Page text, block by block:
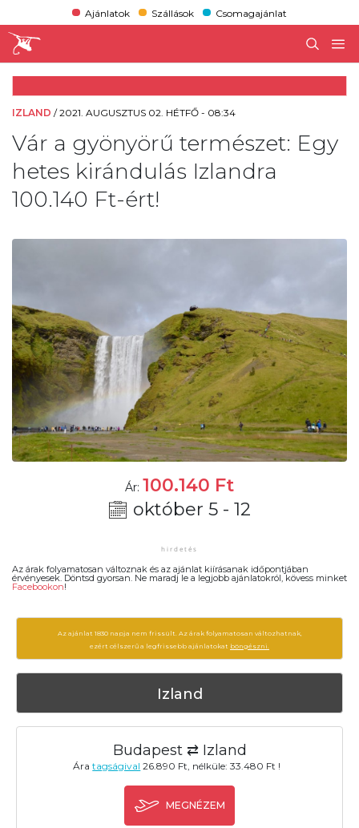
Ajánlatok Szállások Csomagajánlat
IZLAND /2021. AUGUSZTUS 02. HÉTFŐ - 08:34
Vár a gyönyörű természet: Egy
hetes kirándulás Izlandra
100.140 Ft-ért!
Ár: 100.140 Ft
október 5 - 12
Az árak folyamatosan változnak és az ajánlat kiírásanak időpontjában
érvényesek. Döntsd gyorsan. Ne maradj le a legjobb ajánlatokról, kövess minket
Facebookon!
Az ajánlat 1830 napja nem frissült. Az árak folyamatosan változhatnak,
ezért célszerű a legfrissebb ajánlatokat böngészni.
Izland
Budapest ⇄ Izland
Áratagságival 26.890 Ft, nélküle: 33.480 Ft !
MEGNÉZEM